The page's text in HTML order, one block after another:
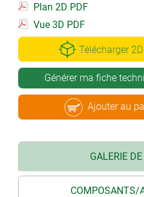
Plan 2D PDF
Vue 3D PDF
Télécharger
Générer ma fiche
Ajouter au
GALERIE
COMPOSANTS/